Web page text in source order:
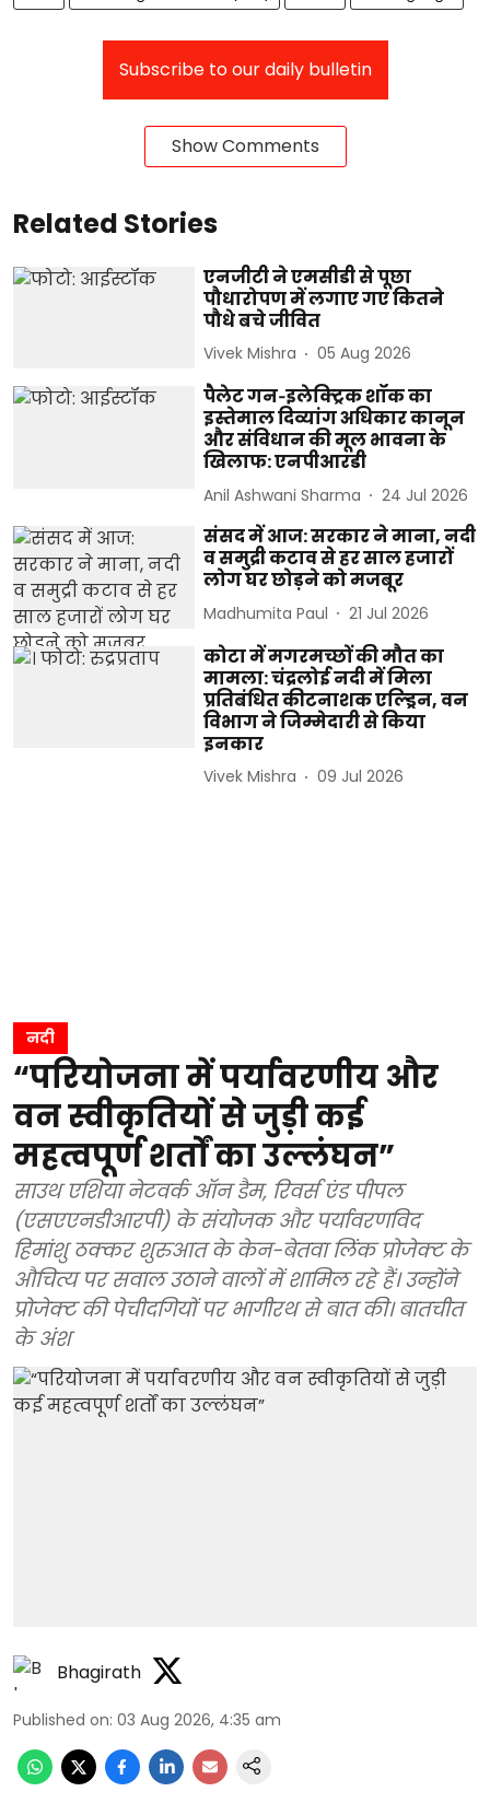
Subscribe to our daily bulletin
Show Comments
Related Stories
एनजीटी ने एमसीडी से पूछा
पौधारोपण में लगाए गए कितने
पौधे बचे जीवित
Vivek Mishra 05 Aug 2026
पैलेट गन‑इलेक्ट्रिक शॉक का
इस्तेमाल दिव्यांग अधिकार कानून
और संविधान की मूल भावना के
खिलाफ: एनपीआरडी
Anil Ashwani Sharma 24 Jul 2026
संसद में आज: सरकार ने माना, नदी
व समुद्री कटाव से हर साल हजारों
लोग घर छोड़ने को मजबूर
Madhumita Paul 21 Jul 2026
कोटा में मगरमच्छों की मौत का
मामला: चंद्रलोई नदी में मिला
प्रतिबंधित कीटनाशक एल्ड्रिन, वन
विभाग ने जिम्मेदारी से किया
इनकार
Vivek Mishra 09 Jul 2026
नदी
“परियोजना में पर्यावरणीय और
वन स्वीकृतियों से जुड़ी कई
महत्वपूर्ण शर्तों का उल्लंघन”
साउथ एशिया नेटवर्क ऑन डैम, रिवर्स एंड पीपल
(एसएएनडीआरपी) के संयोजक और पर्यावरणविद
हिमांशु ठक्कर शुरुआत के केन-बेतवा लिंक प्रोजेक्ट के
औचित्य पर सवाल उठाने वालों में शामिल रहे हैं। उन्होंने
प्रोजेक्ट की पेचीदगियों पर भागीरथ से बात की। बातचीत
के अंश
Bhagirath
Published on: 03 Aug 2026, 4:35 am